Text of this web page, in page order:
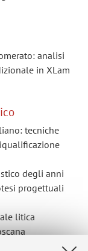
analisi
in XLam
tecniche
degli anni
progettuali
litica